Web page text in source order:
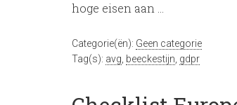
hoge eisen aan …
Categorie(ën): Geen categorie
Tag(s): avg beeckestijn gdpr